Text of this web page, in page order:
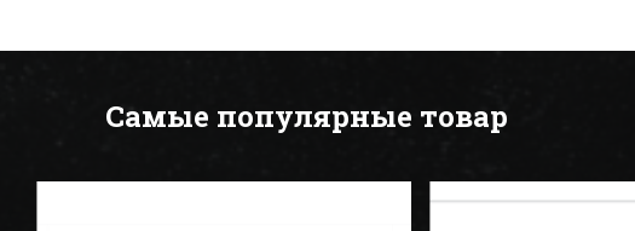
Самые популярные товар